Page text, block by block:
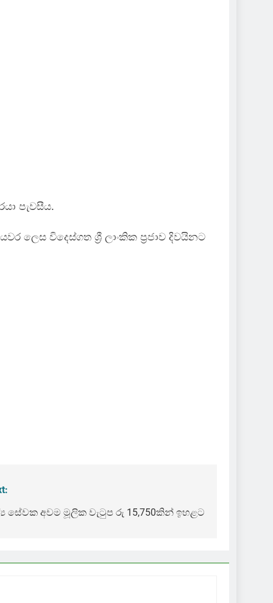
පැවසීය.
ලෙස විදෙස්ගත ශ්‍රී ලාංකික ප්‍රජාව දිවයිනට
සේවක අවම මූලික වැටුප රු 15,750කින් ඉහළට